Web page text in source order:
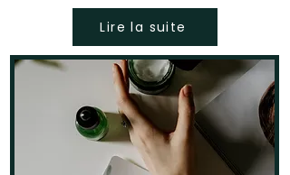
Lire la suite